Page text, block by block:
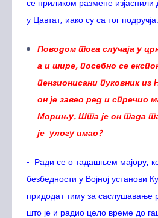
се приликом размене
у Цавтат, иако су са тог подручја.
Поводом тога случаја у
а и шире, посебно се
пензионисани пуковник
он је завео ред и спречио
Морињу. Шта је он тада
је улогу имао?
- Ради се о тадашњем мајору,
безбедности у Војној установи
придодат тиму за саслушавање
што је и радио цело време до